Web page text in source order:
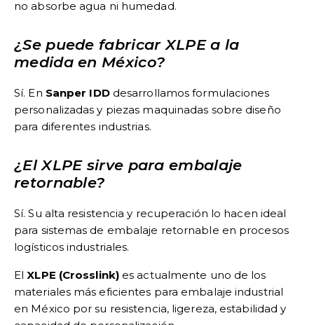
no absorbe agua ni humedad.
¿Se puede fabricar XLPE a la
medida en México?
Sí. En Sanper IDDdesarrollamos formulaciones
personalizadas y piezas maquinadas sobre diseño
para diferentes industrias.
¿El XLPE sirve para embalaje
retornable?
Sí. Su alta resistencia y recuperación lo hacen ideal
para sistemas de embalaje retornable en procesos
logísticos industriales.
ElXLPE (Crosslink)es actualmente uno de los
materiales más eficientes para embalaje industrial
en México por su resistencia, ligereza, estabilidad y